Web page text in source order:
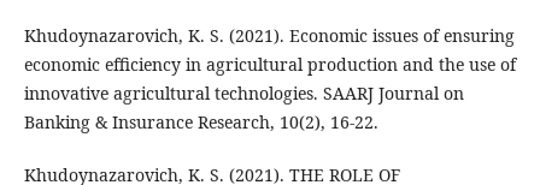
Khudoynazarovich, K. S. (2021). Economic issues of ensuring
economic efficiency in agricultural production and the use of
innovative agricultural technologies. SAARJ Journal on
Banking & Insurance Research, 10(2), 16-22.
Khudoynazarovich, K. S. (2021). THE ROLE OF